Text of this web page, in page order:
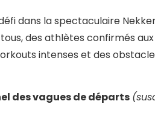
dans la spectaculaire
des athlètes confirmés
intenses et des
des vagues de départs